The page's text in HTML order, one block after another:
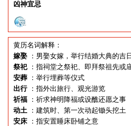
凶神宜忌
黄历名词解释：
嫁娶
：男娶女嫁，举行结婚大典的吉日
祭祀 ：指祠堂之祭祀、即拜祭祖先或
安葬
：举行埋葬等仪式
出行 ：指外出旅行、观光游览
祈福
：祈求神明降福或设醮还愿之事
动土
：建筑时、第一次动起锄头挖土
安床
：指安置睡床卧铺之意